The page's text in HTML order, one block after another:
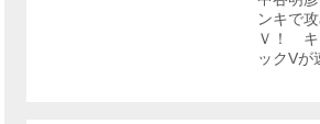
ンキで
Ｖ！ キ
ックVが